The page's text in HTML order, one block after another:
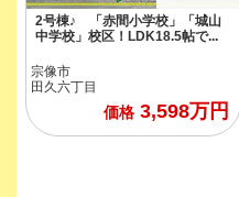
2号棟♪ 「赤間小学校」「城山
中学校」校区！LDK18.5帖で...
宗像市
田久六丁目
価格3,598万円